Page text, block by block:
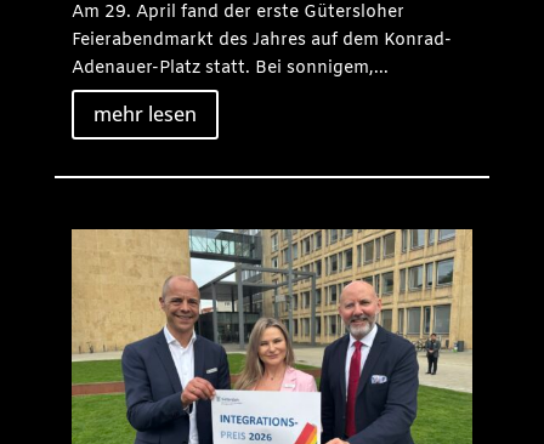
Am 29. April fand der erste Gütersloher
Feierabendmarkt des Jahres auf dem Konrad-
Adenauer-Platz statt. Bei sonnigem,...
mehr lesen